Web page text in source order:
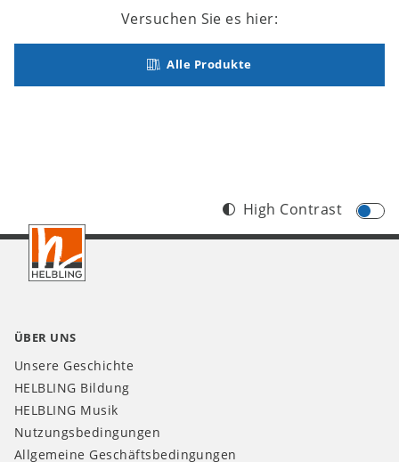
Versuchen Sie es hier:
Alle Produkte
Footer
CH
High Contrast
ÜBER UNS
Unsere Geschichte
HELBLING Bildung
HELBLING Musik
Nutzungsbedingungen
Allgemeine Geschäftsbedingungen